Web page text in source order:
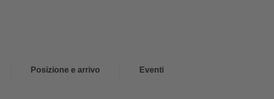
Posizione e arrivo Eventi